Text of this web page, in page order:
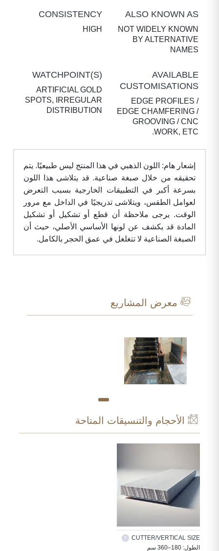
ALSO KNOWN AS
NOT WIDELY KNOWN
BY ALTERNATIVE
NAMES
CONSISTENCY
HIGH
AVAILABLE
CUSTOMISATIONS
EDGE PROFILES /
EDGE CHAMFERING /
GROOVING / CNC
WORK, ETC.
WATCHPOINT(S)
ARTIFICIAL GOLD
SPOTS, IRREGULAR
DISTRIBUTION
إشعار هام: اللون الذهبي في هذا المنتج ليس طبيعيًا. يتم
تحقيقه من خلال صبغة صناعية. قد يتلاشى هذا اللون
بسرعة أكبر في التطبيقات الخارجية بسبب التعرض
لعوامل الطقس، ويتلاشى تدريجيًا في الداخل مع مرور
الوقت. يرجى ملاحظة أن قطع أو تشكيل أو تشكيل
المادة قد يكشف عن لونها الأساسي الأصلي، حيث أن
الصبغة الصناعية لا تتغلغل في عمق الحجر بالكامل.
معرض المشاريع
الأحجام والتنسيقات المتاحة
CUTTER/VERTICAL SIZE
الطول: 180–360 سم